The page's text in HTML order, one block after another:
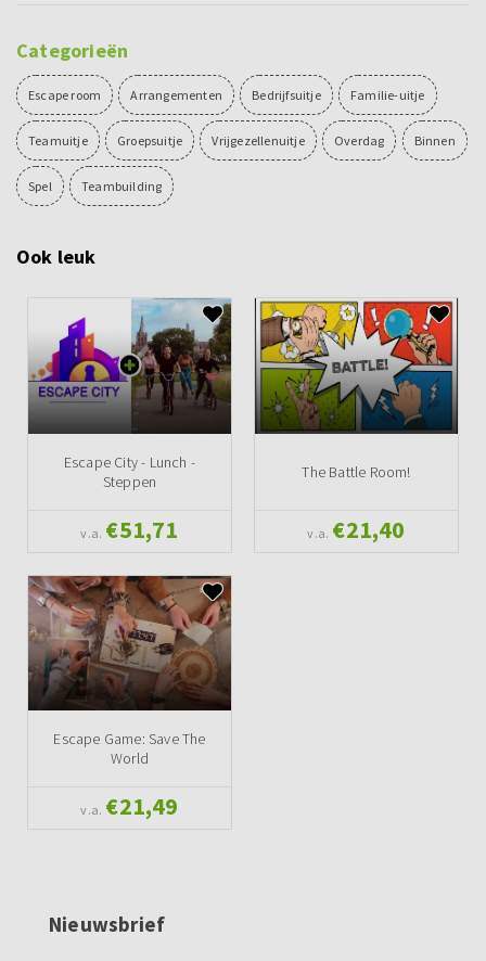
Categorieën
Escape room Arrangementen Bedrijfsuitje Familie-uitje
Teamuitje Groepsuitje Vrijgezellenuitje Overdag Binnen
Spel Teambuilding
Ook leuk
Escape City - Lunch -
Steppen
v.a. €51,71
The Battle Room!
v.a. €21,40
Escape Game: Save The
World
v.a. €21,49
Nieuwsbrief